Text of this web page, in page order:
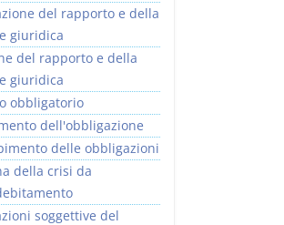
del rapporto e della
giuridica
del rapporto e della
giuridica
obbligatorio
dell'obbligazione
delle obbligazioni
della crisi da
soggettive del